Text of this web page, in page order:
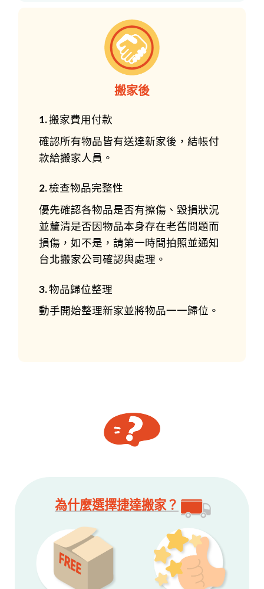
搬家後
1. 搬家費用付款
確認所有物品皆有送達新家後，結帳付
款給搬家人員。
2. 檢查物品完整性
優先確認各物品是否有擦傷、毀損狀況
並釐清是否因物品本身存在老舊問題而
損傷，如不是，請第一時間拍照並通知
台北搬家公司確認與處理。
3. 物品歸位整理
動手開始整理新家並將物品一一歸位。
為什麼選擇捷達搬家？